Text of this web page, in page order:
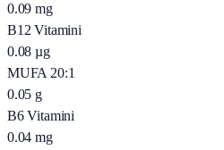
0.09 mg
B12 Vitamini
0.08 µg
MUFA 20:1
0.05 g
B6 Vitamini
0.04 mg